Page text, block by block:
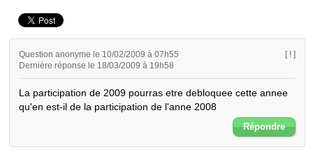
Question anonyme le 10/02/2009 à 07h55
Dernière réponse le 18/03/2009 à 19h58
[ ! ]
La participation de 2009 pourras etre debloquee cette annee
qu'en est-il de la participation de l'anne 2008
Répondre